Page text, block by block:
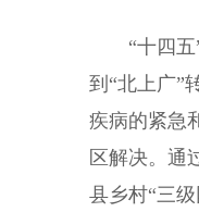
“十四五”
到“北上广”
疾病的紧急
区解决。通
县乡村“三